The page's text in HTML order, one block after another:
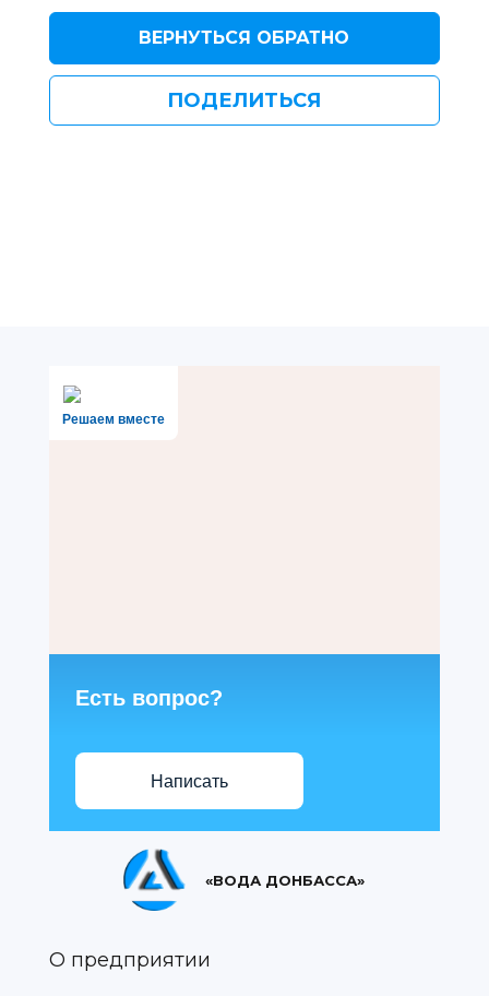
ВЕРНУТЬСЯ ОБРАТНО
ПОДЕЛИТЬСЯ
Решаем вместе
Есть вопрос?
Написать
«ВОДА ДОНБАССА»
О предприятии